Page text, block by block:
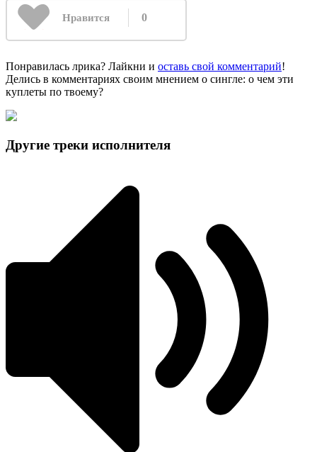
Нравится 0
Понравилась лрика? Лайкни и оставь свой комментарий!
Делись в комментариях своим мнением о сингле: о чем эти
куплеты по твоему?
Другие треки исполнителя